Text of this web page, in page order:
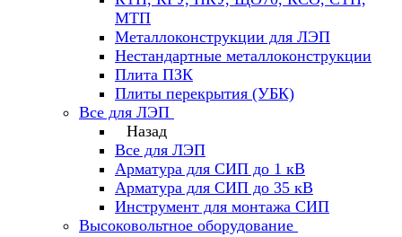
МТП
Металлоконструкции для ЛЭП
Нестандартные металлоконструкции
Плита ПЗК
Плиты перекрытия (УБК)
Все для ЛЭП
Назад
Все для ЛЭП
Арматура для СИП до 1 кВ
Арматура для СИП до 35 кВ
Инструмент для монтажа СИП
Высоковольтное оборудование